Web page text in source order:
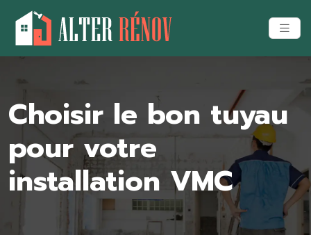
Choisir le bon tuyau
pour votre
installation VMC